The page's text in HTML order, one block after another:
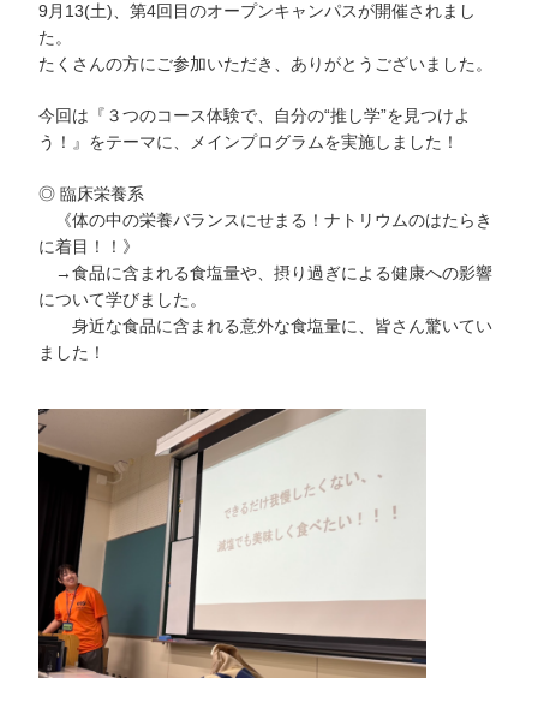
9月13(土)、第4回目のオープンキャンパスが開催されまし
た。
たくさんの方にご参加いただき、ありがとうございました。
今回は『３つのコース体験で、自分の“推し学”を見つけよ
う！』をテーマに、メインプログラムを実施しました！
◎ 臨床栄養系
《体の中の栄養バランスにせまる！ナトリウムのはたらき
に着目！！》
→食品に含まれる食塩量や、摂り過ぎによる健康への影響
について学びました。
身近な食品に含まれる意外な食塩量に、皆さん驚いてい
ました！